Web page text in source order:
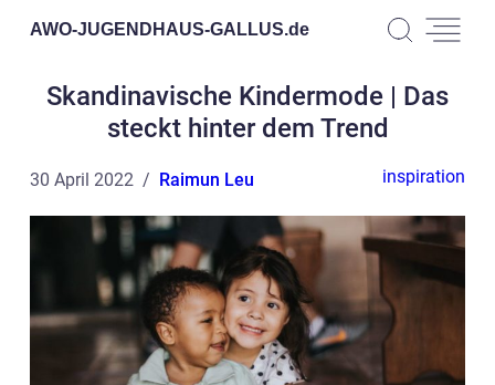
AWO-JUGENDHAUS-GALLUS.de
Skandinavische Kindermode | Das
steckt hinter dem Trend
30 April 2022 Raimun Leu inspiration